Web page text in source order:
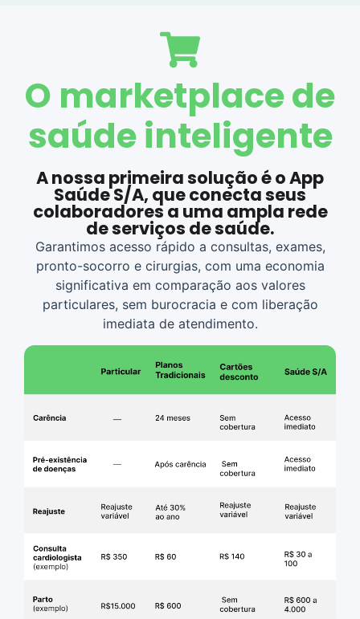
O marketplace de
saúde inteligente
A nossa primeira solução é o App
Saúde S/A, que conecta seus
colaboradores a uma ampla rede
de serviços de saúde.
Garantimos acesso rápido a consultas, exames,
pronto-socorro e cirurgias, com uma economia
significativa em comparação aos valores
particulares, sem burocracia e com liberação
imediata de atendimento.